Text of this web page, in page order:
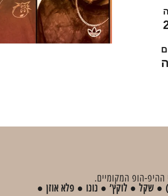
ההיפ-הופ המקומיים.
● שקל ● לוקץ’ ● נונו ● פלא אוזן ●